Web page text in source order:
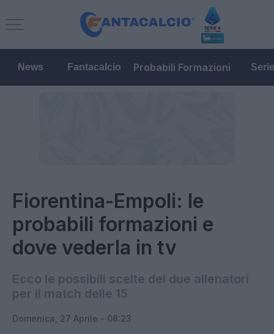
News Fantacalcio Probabili Formazioni
Fiorentina-Empoli: le
probabili formazioni e
dove vederla in tv
Ecco le possibili scelte dei due allenatori
per il match delle 15
Domenica, 27 Aprile - 08:23